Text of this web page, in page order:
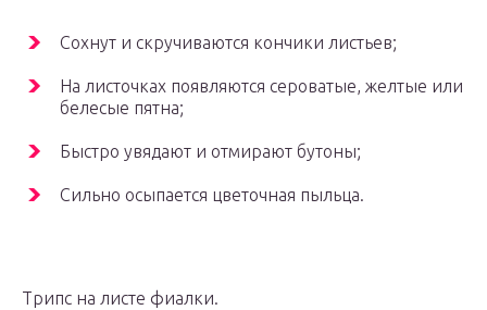
Сохнут и скручиваются кончики листьев;
На листочках появляются сероватые, желтые или
белесые пятна;
Быстро увядают и отмирают бутоны;
Сильно осыпается цветочная пыльца.
Трипс на листе фиалки.